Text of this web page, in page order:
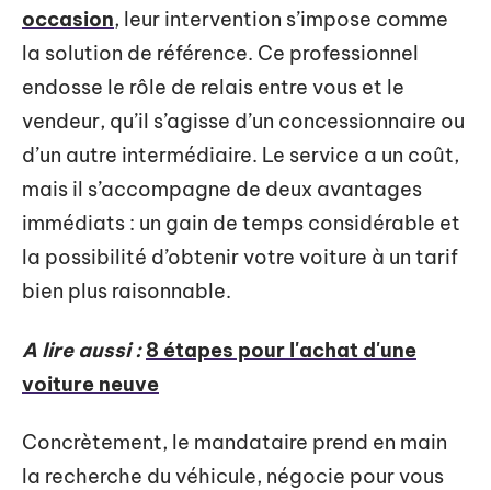
occasion, leur intervention s’impose comme
la solution de référence. Ce professionnel
endosse le rôle de relais entre vous et le
vendeur, qu’il s’agisse d’un concessionnaire ou
d’un autre intermédiaire. Le service a un coût,
mais il s’accompagne de deux avantages
immédiats : un gain de temps considérable et
la possibilité d’obtenir votre voiture à un tarif
bien plus raisonnable.
A lire aussi : 8 étapes pour l'achat d'une
voiture neuve
Concrètement, le mandataire prend en main
la recherche du véhicule, négocie pour vous